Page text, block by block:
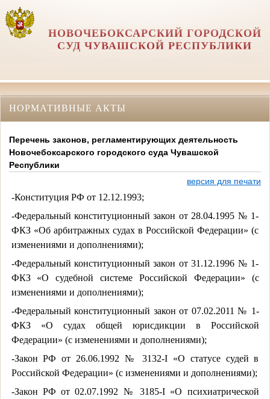
НОВОЧЕБОКСАРСКИЙ ГОРОДСКОЙ
СУД ЧУВАШСКОЙ РЕСПУБЛИКИ
НОРМАТИВНЫЕ АКТЫ
Перечень законов, регламентирующих деятельность
Новочебоксарского городского суда Чувашской
Республики
версия для печати
-Конституция РФ от 12.12.1993;
‑Федеральный конституционный закон от 28.04.1995 № 1-
ФКЗ «Об арбитражных судах в Российской Федерации» (с
изменениями и дополнениями);
‑Федеральный конституционный закон от 31.12.1996 № 1-
ФКЗ «О судебной системе Российской Федерации» (с
изменениями и дополнениями);
-Федеральный конституционный закон от 07.02.2011 № 1-
ФКЗ «О судах общей юрисдикции в Российской
Федерации» (с изменениями и дополнениями);
-Закон РФ от 26.06.1992 № 3132-I «О статусе судей в
Российской Федерации» (c изменениями и дополнениями);
-Закон РФ от 02.07.1992 № 3185-I «О психиатрической